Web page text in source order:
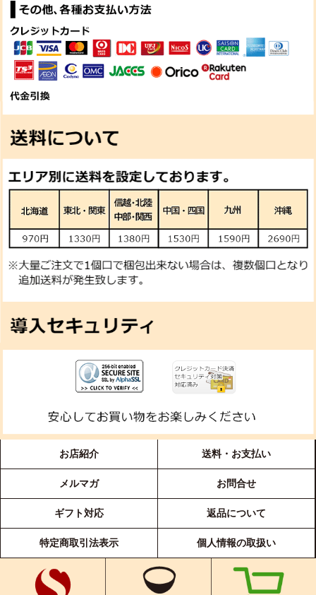
お店紹介 送料・お支払い
メルマガ お問合せ
ギフト対応 返品について
特定商取引法表示 個人情報の取扱い